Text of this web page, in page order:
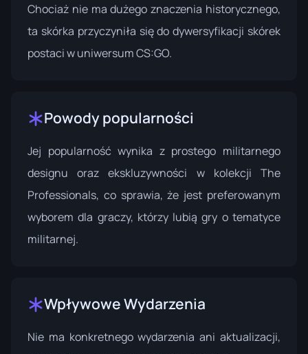
Chociaż nie ma dużego znaczenia historycznego,
ta skórka przyczyniła się do dywersyfikacji skórek
postaci w uniwersum CS:GO.
Powody popularności
Jej popularność wynika z prostego militarnego
designu oraz ekskluzywności w kolekcji The
Professionals, co sprawia, że jest preferowanym
wyborem dla graczy, którzy lubią gry o tematyce
militarnej.
Wpływowe Wydarzenia
Nie ma konkretnego wydarzenia ani aktualizacji,